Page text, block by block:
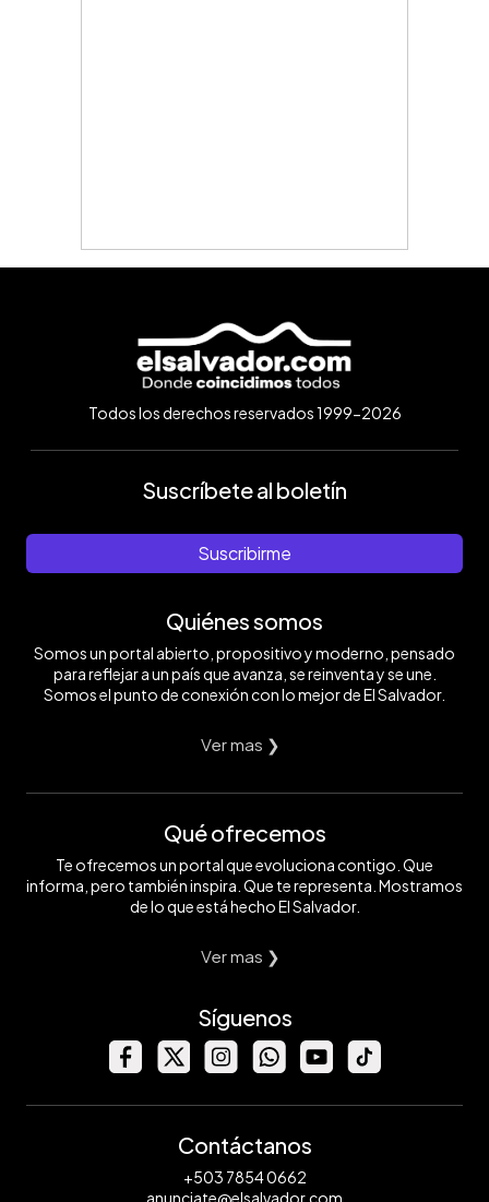
Todos los derechos reservados 1999-2026
Suscríbete al boletín
Suscribirme
Quiénes somos
Somos un portal abierto, propositivo y moderno, pensado
para reflejar a un país que avanza, se reinventa y se une.
Somos el punto de conexión con lo mejor de El Salvador.
Ver mas ❯
Qué ofrecemos
Te ofrecemos un portal que evoluciona contigo. Que
informa, pero también inspira. Que te representa. Mostramos
de lo que está hecho El Salvador.
Ver mas ❯
Síguenos
Contáctanos
+503 7854 0662
anunciate@elsalvador.com